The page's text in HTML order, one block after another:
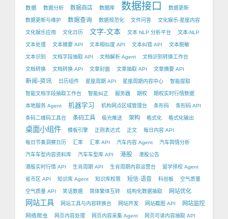
数据 数据分析 数据商店 数据库 数据接口 数据更新
数据更新与维护 数据查询 数据规范化 文件问答 文化娱乐-星座内容
文化娱乐应用 文化日历 文字-文本 文本 NLP 分析平台 文本-NLP
文本处理 文本摘要 API 文本相似度 API 文本纠错 API 文本脱敏
文本识别 文档字段抽取 API 文档解析 Agent 文档识别转换工作台
文档转换 文档转换 API 文章封面 文章抽取 API 文章摘要 API
新闻-资讯 日历组件 星座周期 API 星座周期内容中心 智能提取
智能文档字段抽取工作台 智能纠正 服务器 期权 期权实时行情数据
本地服务 Agent 机器学习 机构网点区域管理台 条形码 条形码 API
条码二维码工具台 条码工具 极光推送 架构 格式化 格式化输出
桌面小组件 模板引擎 正则表达式 正文 每日内容 API
每日节奏洞察日历 汇率 汇率 API 汽车内容 Agent 汽车舆情分析
汽车车型内容资料库 汽车车型库 API 港股 港股公告
港股实时行情 API 生肖周期 API 生肖周期内容运营台 留学择校 Agent
省市区 API 知识库 Agent 知识库权限 短信-语音 科创板 空气质量
空气质量 API 笑话数据 简体繁体互转 结构化数据抽取 网站优化
网站工具 网站工具与内容转换台 网站开发 网站截图 API
网站监控
网络爬虫
网页内容处理 网页内容采集 Agent 网页可读内容抽取 API